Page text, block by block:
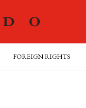
FOREIGN RIGHTS